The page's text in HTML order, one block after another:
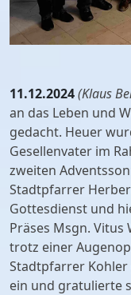
11.12.2024(Klaus
an das Leben und
gedacht. Heuer
Gesellenvater im
zweiten
Stadtpfarrer
Gottesdienst und
Präses Msgn. Vitus
trotz einer
Stadtpfarrer
ein und gratulierte